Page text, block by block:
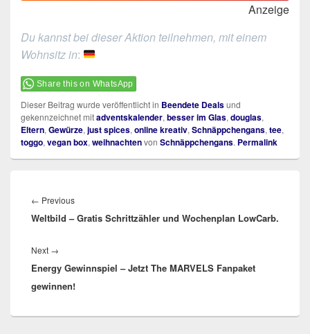
Anzeige
Du kannst bei dieser Aktion teilnehmen, mit einem
Wohnsitz in:
Share this on WhatsApp
Dieser Beitrag wurde veröffentlicht in Beendete Dealsund
gekennzeichnet mitadventskalender, besser im Glas, douglas,
Eltern, Gewürze, just spices, online kreativ, Schnäppchengans, tee,
toggo, vegan box, weihnachtenvon Schnäppchengans. Permalink
← PreviousPrevious
post:
Weltbild – Gratis Schrittzähler und Wochenplan LowCarb.
Next →
post:
Energy Gewinnspiel – Jetzt The MARVELS Fanpaket
gewinnen!